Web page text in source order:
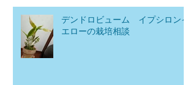
デンドロビューム イプシロンイ
エローの栽培相談